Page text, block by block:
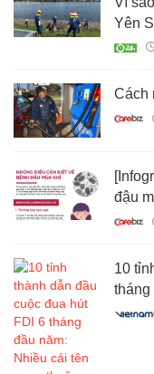
Yên
Cách
đậu
10
tháng
ngoại